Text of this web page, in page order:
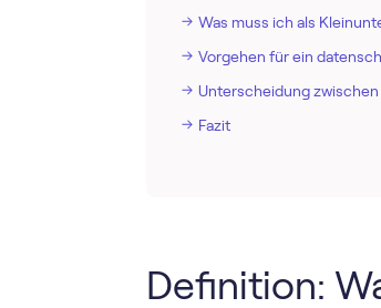
Was muss ich als
Vorgehen für ein
Unterscheidung
Fazit
Definition: